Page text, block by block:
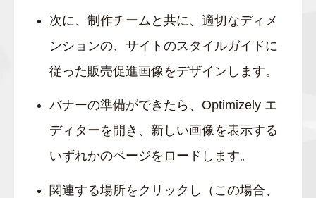
次に、制作チームと共に、適切なディメ
ンションの、サイトのスタイルガイドに
従った販売促進画像をデザインします。
バナーの準備ができたら、Optimizely エ
ディターを開き、新しい画像を表示する
いずれかのページをロードします。
関連する場所をクリックし（この場合、